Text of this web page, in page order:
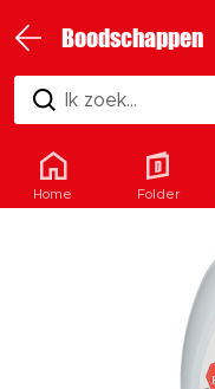
Boodschappen
Ik zoek...
Home Folder